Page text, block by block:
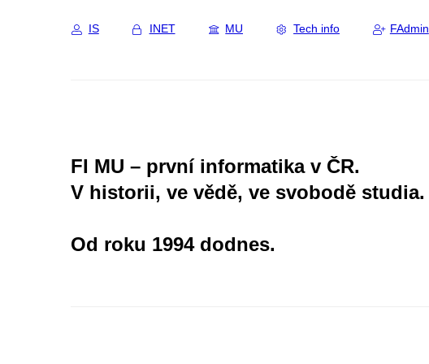
IS INET MU Tech info FAdmin
FI MU – první informatika v ČR.
V historii, ve vědě, ve svobodě studia.
Od roku 1994 dodnes.